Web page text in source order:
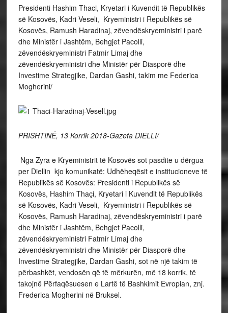
Presidenti Hashim Thaci, Kryetari i Kuvendit të Republikës
së Kosovës, Kadri Veseli, Kryeministri i Republikës së
Kosovës, Ramush Haradinaj, zëvendëskryeministri i parë
dhe Ministër i Jashtëm, Behgjet Pacolli,
zëvendëskryeministri Fatmir Limaj dhe
zëvendëskryeministri dhe Ministër për Diasporë dhe
Investime Strategjike, Dardan Gashi, takim me Federica
Mogherini/
PRISHTINË, 13 Korrik 2018-Gazeta DIELLI/
Nga Zyra e Kryeministrit të Kosovës sot pasdite u dërgua
per Diellin kjo komunikatë: Udhëheqësit e institucioneve të
Republikës së Kosovës: Presidenti i Republikës së
Kosovës, Hashim Thaçi, Kryetari i Kuvendit të Republikës
së Kosovës, Kadri Veseli, Kryeministri i Republikës së
Kosovës, Ramush Haradinaj, zëvendëskryeministri i parë
dhe Ministër i Jashtëm, Behgjet Pacolli,
zëvendëskryeministri Fatmir Limaj dhe
zëvendëskryeministri dhe Ministër për Diasporë dhe
Investime Strategjike, Dardan Gashi, sot në një takim të
përbashkët, vendosën që të mërkurën, më 18 korrik, të
takojnë Përfaqësuesen e Lartë të Bashkimit Evropian, znj.
Frederica Mogherini në Bruksel.